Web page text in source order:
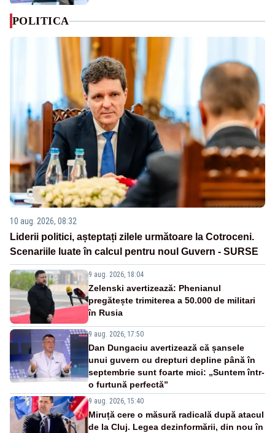
POLITICA
10 aug. 2026, 08:32
Liderii politici, așteptați zilele următoare la Cotroceni.
Scenariile luate în calcul pentru noul Guvern - SURSE
9 aug. 2026, 18:04
Zelenski avertizează: Phenianul
pregătește trimiterea a 50.000 de militari
în Rusia
9 aug. 2026, 17:50
Dan Dungaciu avertizează că șansele
unui guvern cu drepturi depline până în
septembrie sunt foarte mici: „Suntem într-
o furtună perfectă”
9 aug. 2026, 15:40
Miruță cere o măsură radicală după atacul
de la Cluj. Legea dezinformării, din nou în